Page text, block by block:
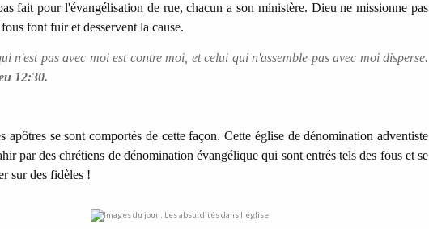
fait pour l'évangélisation de rue, chacun a son ministère. Dieu ne missionne pas
font fuir et desservent la cause.
n'est pas avec moi est contre moi, et celui qui n'assemble pas avec moi disperse.
12:30.
apôtres se sont comportés de cette façon.Cette église de dénomination adventiste
par des chrétiens de dénomination évangélique qui sont entrés tels des fous et se
sur des fidèles !